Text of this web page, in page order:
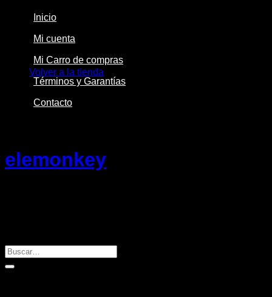
Volver a la tienda
Inicio
Mi cuenta
Mi Carro de compras
Términos y Garantías
Contacto
elemonkey